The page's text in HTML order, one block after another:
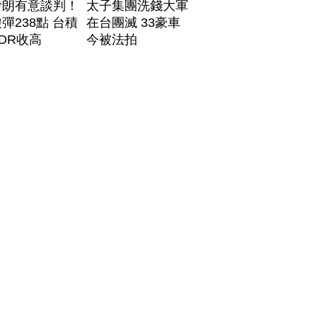
有意談判！
238點 台積
收高
太子集團洗錢大軍
在台團滅 33豪車
今被法拍